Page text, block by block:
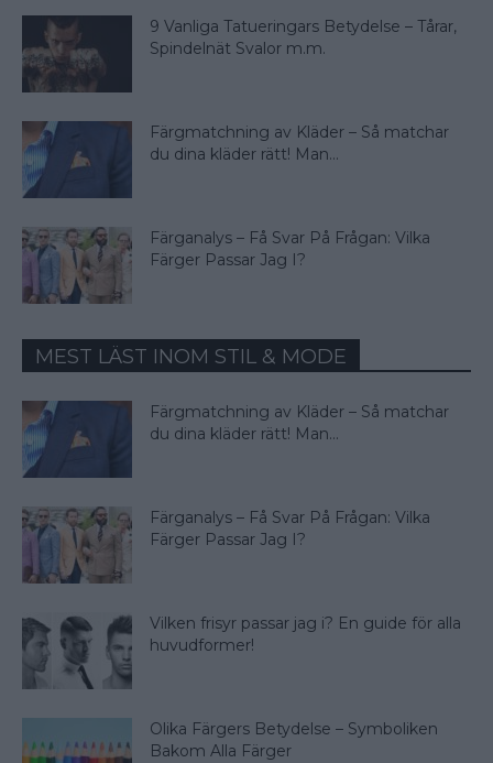
9 Vanliga Tatueringars Betydelse – Tårar,
Spindelnät Svalor m.m.
Färgmatchning av Kläder – Så matchar
du dina kläder rätt! Man...
Färganalys – Få Svar På Frågan: Vilka
Färger Passar Jag I?
MEST LÄST INOM STIL & MODE
Färgmatchning av Kläder – Så matchar
du dina kläder rätt! Man...
Färganalys – Få Svar På Frågan: Vilka
Färger Passar Jag I?
Vilken frisyr passar jag i? En guide för alla
huvudformer!
Olika Färgers Betydelse – Symboliken
Bakom Alla Färger